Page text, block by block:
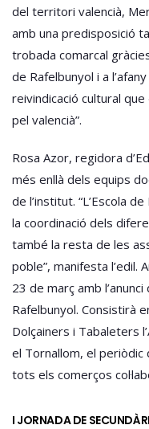
del territori valencià,
amb una predisposició
trobada comarcal
de Rafelbunyol i a
reivindicació cultural
pel valencià”.
Rosa Azor, regidora
més enllà dels equips
de l’institut. “L’Escola
la coordinació dels
també la resta de les
poble”, manifesta l’edil.
23 de març amb
Rafelbunyol. Consistirà
Dolçainers i Tabaleters
el Tornallom, el periòdic
tots els comerços
I JORNADA DE